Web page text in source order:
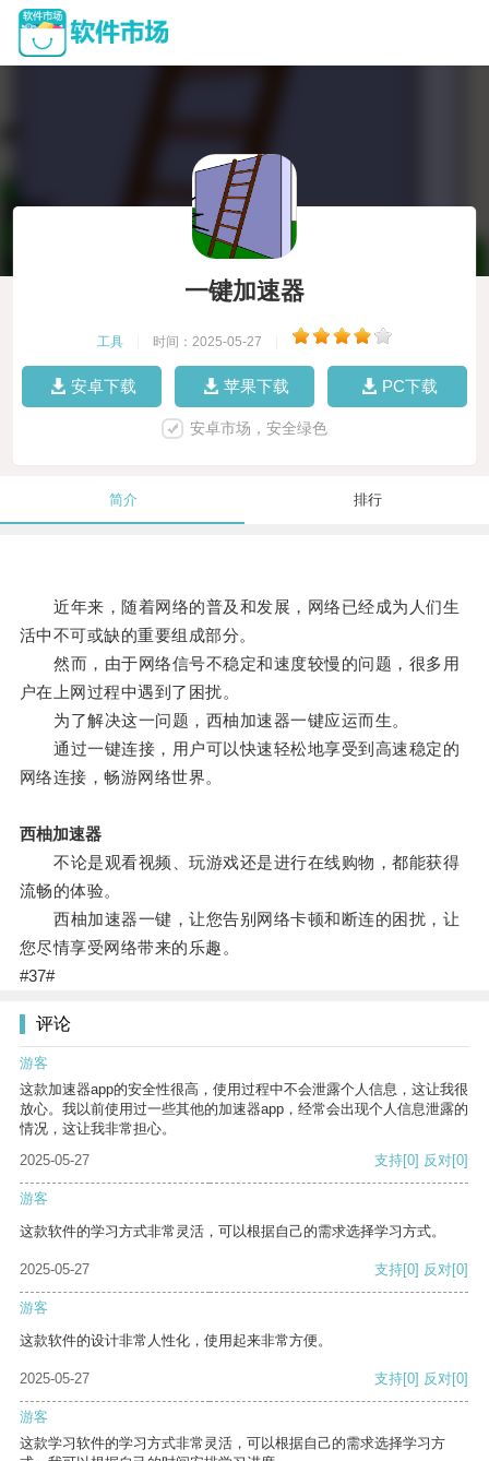
一键加速器
工具 时间：2025-05-27
安卓下载 苹果下载 PC下载
安卓市场，安全绿色
简介 排行
近年来，随着网络的普及和发展，网络已经成为人们生
活中不可或缺的重要组成部分。
然而，由于网络信号不稳定和速度较慢的问题，很多用
户在上网过程中遇到了困扰。
为了解决这一问题，西柚加速器一键应运而生。
通过一键连接，用户可以快速轻松地享受到高速稳定的
网络连接，畅游网络世界。
西柚加速器
不论是观看视频、玩游戏还是进行在线购物，都能获得
流畅的体验。
西柚加速器一键，让您告别网络卡顿和断连的困扰，让
您尽情享受网络带来的乐趣。
#37#
评论
游客
这款加速器app的安全性很高，使用过程中不会泄露个人信息，这让我很
放心。我以前使用过一些其他的加速器app，经常会出现个人信息泄露的
情况，这让我非常担心。
2025-05-27
支持[0] 反对[0]
游客
这款软件的学习方式非常灵活，可以根据自己的需求选择学习方式。
2025-05-27 支持[0] 反对[0]
游客
这款软件的设计非常人性化，使用起来非常方便。
2025-05-27 支持[0] 反对[0]
游客
这款学习软件的学习方式非常灵活，可以根据自己的需求选择学习方